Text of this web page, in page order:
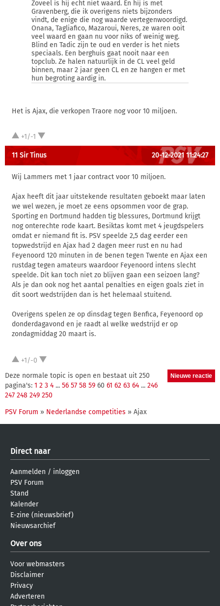
Zoveel is hij echt niet waard. En hij is met
Gravenberg, die ik overigens niets bijzonders
vindt, de enige die nog waarde vertegenwoordigd.
Onana, Tagliafico, Mazaroui, Neres, ze waren ooit
veel waard en gaan nu voor niks of weinig weg.
Blind en Tadic zijn te oud en verder is het niets
speciaals. Een berghuis gaat nooit naar een
topclub. Ze halen natuurlijk in de CL veel geld
binnen, maar 2 jaar geen CL en ze hangen er met
hun begroting aardig in.
Het is Ajax, die verkopen Traore nog voor 10 miljoen.
+1/-1
11 Sir Tinus 20-12-2021 11:24:27
Wij Lammers met 1 jaar contract voor 10 miljoen.
Ajax heeft dit jaar uitstekende resultaten geboekt maar laten
we wel wezen, je moet ze eens opsommen voor de grap.
Sporting en Dortmund hadden tig blessures, Dortmund krijgt
nog onterechte rode kaart. Besiktas komt met 4 jeugdspelers
omdat er niemand fit is. PSV speelde 2,5 dag eerder een
topwedstrijd en Ajax had 2 dagen meer rust en nu had
Feyenoord 120 minuten in de benen tegen Twente en Ajax een
rustdag tegen amateurs waardoor Feyenoord intens slecht
speelde. Dit kan toch niet zo blijven gaan een seizoen lang?
Als je dan ook nog het aantal penalties en eigen goals ziet in
dit soort wedstrijden dan is het helemaal stuitend.
Overigens spelen ze op dinsdag tegen Benfica, Feyenoord op
donderdagavond en je raadt al welke wedstrijd er op
zondagmiddag 20 maart is.
+1/-0
Deze normale topic is open en bestaat uit 250
pagina's: 1 2 3 4 ... 56 57 58 59 60 61 62 63 64 ... 246
247 248 249 250
PSV Forum » Nederlandse competities » Ajax
Direct naar
Aanmelden / inloggen
PSV Forum
Stand
Kalender
E-zine (nieuwsbrief)
Nieuwsarchief
Over ons
Voor webmasters
Disclaimer
Privacy
Adverteren